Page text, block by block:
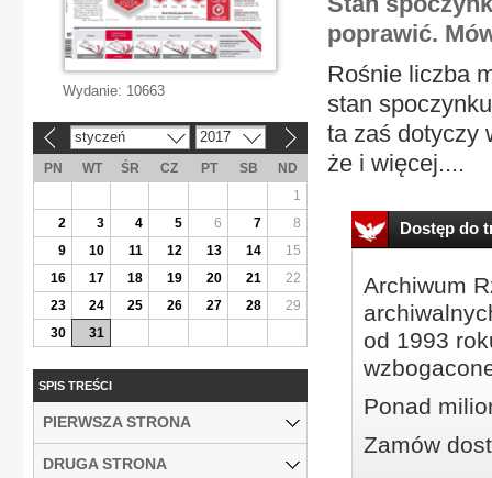
poprawić.
Rośnie liczba
stan
ta zaś dotyczy
że i więcej....
Dostęp do
Archiwum
od 1993
Ponad
Zamów
Wydanie: 10663
styczeń 2017
PN WT ŚR CZ PT SB
ND
1
2
3 4 5 6 7
8
9
10 11 12 13 14
15
16
17 18 19 20 21
22
23
24 25 26 27 28
29
30
31
SPIS TREŚCI
PIERWSZA STRONA
DRUGA STRONA